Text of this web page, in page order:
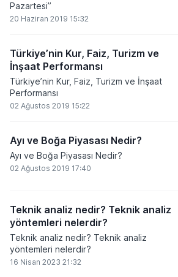
Pazartesi”
20 Haziran 2019 15:32
Türkiye’nin Kur, Faiz, Turizm ve
İnşaat Performansı
Türkiye’nin Kur, Faiz, Turizm ve İnşaat
Performansı
02 Ağustos 2019 15:22
Ayı ve Boğa Piyasası Nedir?
Ayı ve Boğa Piyasası Nedir?
02 Ağustos 2019 17:40
Teknik analiz nedir? Teknik analiz
yöntemleri nelerdir?
Teknik analiz nedir? Teknik analiz
yöntemleri nelerdir?
16 Nisan 2023 21:32